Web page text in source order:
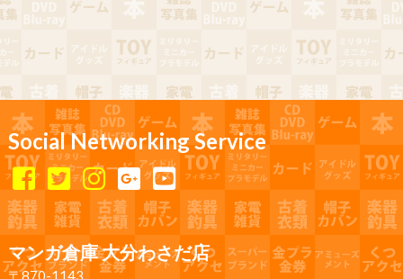
Social Networking Service
マンガ倉庫 大分わさだ店
〒870-1143